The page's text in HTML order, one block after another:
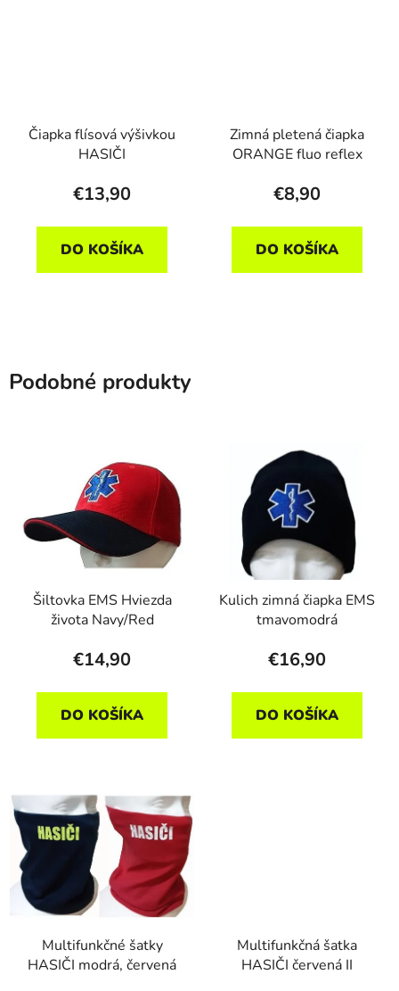
Čiapka flísová výšivkou
HASIČI
€13,90
DO KOŠÍKA
Zimná pletená čiapka
ORANGE fluo reflex
€8,90
DO KOŠÍKA
Podobné produkty
Šiltovka EMS Hviezda
života Navy/Red
€14,90
DO KOŠÍKA
Kulich zimná čiapka EMS
tmavomodrá
€16,90
DO KOŠÍKA
Multifunkčné šatky
HASIČI modrá, červená
Multifunkčná šatka
HASIČI červená II